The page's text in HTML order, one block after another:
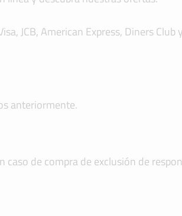
JCB, American Express, Diners Club
anteriormente.
de compra de exclusión de